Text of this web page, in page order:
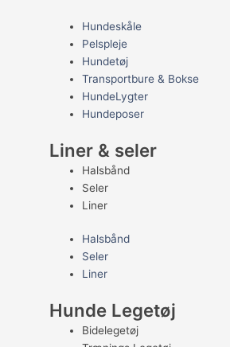
Hundeskåle
Pelspleje
Hundetøj
Transportbure & Bokse
HundeLygter
Hundeposer
Liner & seler
Halsbånd
Seler
Liner
Halsbånd
Seler
Liner
Hunde Legetøj
Bidelegetøj